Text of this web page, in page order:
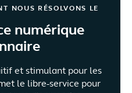
NOUS RÉSOLVONS LE
numérique
et stimulant pour les
le libre-service pour